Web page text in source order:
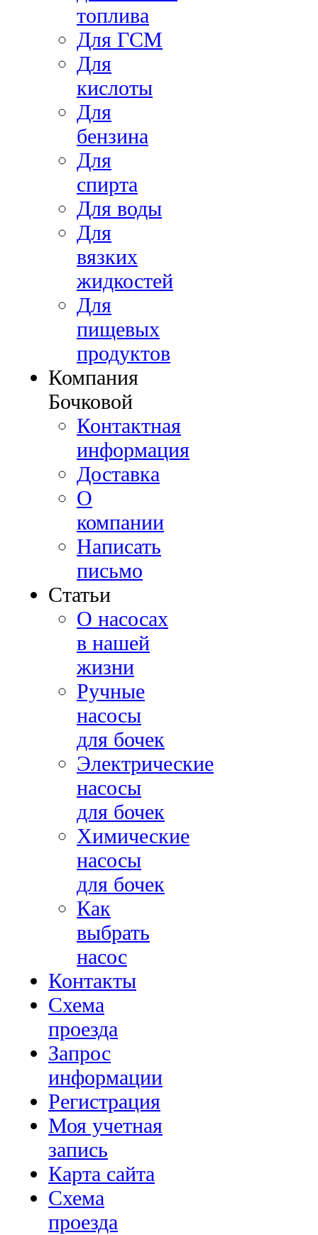
топлива
Для ГСМ
Для
кислоты
Для
бензина
Для
спирта
Для воды
Для
вязких
жидкостей
Для
пищевых
продуктов
Компания
Бочковой
Контактная
информация
Доставка
О
компании
Написать
письмо
Cтатьи
О насосах
в нашей
жизни
Ручные
насосы
для бочек
Электрические
насосы
для бочек
Химические
насосы
для бочек
Как
выбрать
насос
Контакты
Схема
проезда
Запрос
информации
Регистрация
Моя учетная
запись
Карта сайта
Схема
проезда